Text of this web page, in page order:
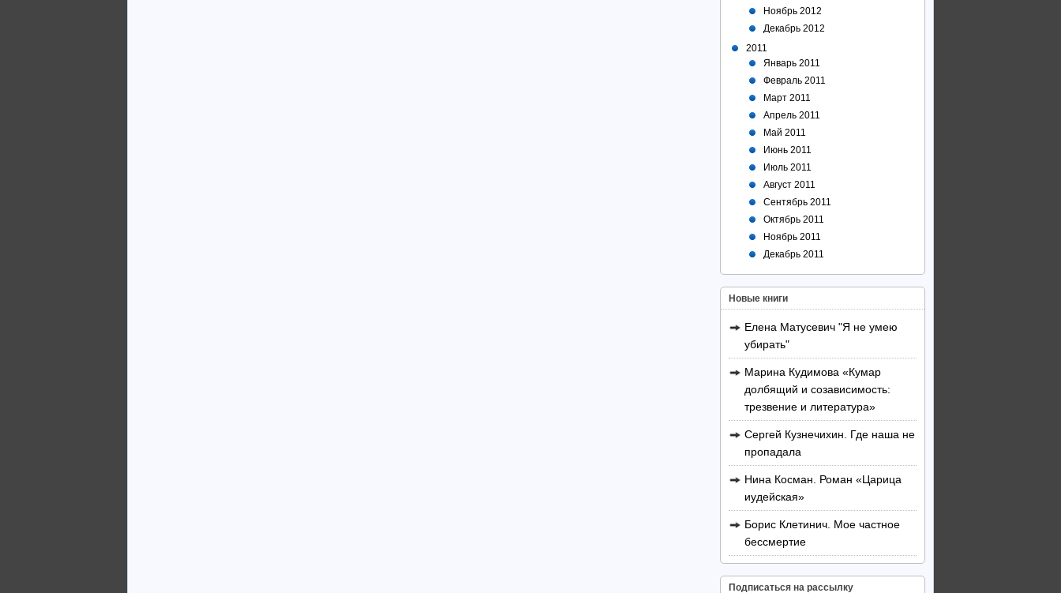
Ноябрь 2012
Декабрь 2012
2011
Январь 2011
Февраль 2011
Март 2011
Апрель 2011
Май 2011
Июнь 2011
Июль 2011
Август 2011
Сентябрь 2011
Октябрь 2011
Ноябрь 2011
Декабрь 2011
Новые книги
Елена Матусевич "Я не умею
убирать"
Марина Кудимова «Кумар
долбящий и созависимость:
трезвение и литература»
Сергей Кузнечихин. Где наша не
пропадала
Нина Косман. Роман «Царица
иудейская»
Борис Клетинич. Мое частное
бессмертие
Подписаться на рассылку